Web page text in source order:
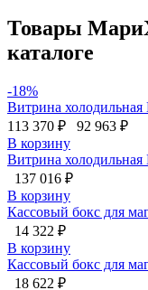
Товары
каталоге
-18%
Витрина
113 370 ₽
92 963 ₽
В корзину
Витрина
137 016 ₽
В корзину
Кассовый бокс для
14 322 ₽
В корзину
Кассовый бокс для
18 622 ₽